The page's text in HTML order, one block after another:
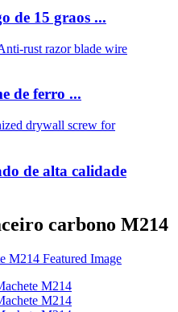
de 15 graos ...
de ferro ...
de alta calidade
carbono M214